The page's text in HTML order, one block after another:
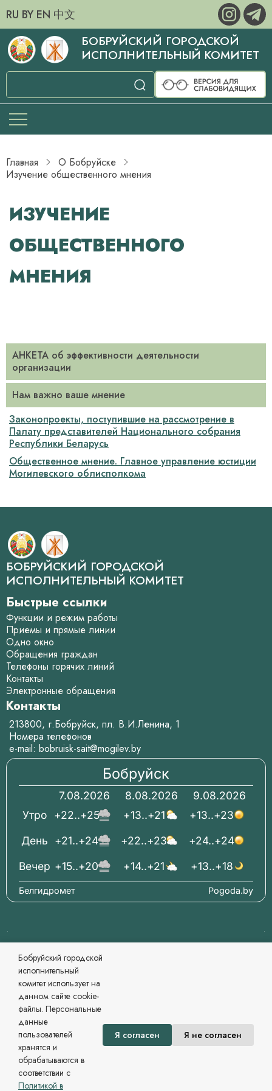
RU BY EN 中文
БОБРУЙСКИЙ ГОРОДСКОЙ
ИСПОЛНИТЕЛЬНЫЙ КОМИТЕТ
Главная
О Бобруйске
Изучение общественного мнения
ИЗУЧЕНИЕ
ОБЩЕСТВЕННОГО
МНЕНИЯ
АНКЕТА об эффективности деятельности
организации ­
Нам важно ваше мнение
Законопроекты, поступившие на рассмотрение в
Палату представителей Национального собрания
Республики Беларусь­
Общественное мнение. Главное управление юстиции
Могилевского облисполкома
БОБРУЙСКИЙ ГОРОДСКОЙ
ИСПОЛНИТЕЛЬНЫЙ КОМИТЕТ
Быстрые ссылки
Функции и режим работы
Приемы и прямые линии
Одно окно
Обращения граждан
Телефоны горячих линий
Контакты
Электронные обращения
Контакты
213800, г.Бобруйск, пл. В.И.Ленина, 1
Номера телефонов
e-mail: bobruisk-sait@mogilev.by
Бобруйск
7.08.2026
+22..+25
+21..+24
+15..+20
8.08.2026
+13..+21
+22..+23
+14..+21
9.08.2026
+13..+23
+24..+24
+13..+18
Вечер
День
Утро
Pogoda.by
Белгидромет
© 2006-2026 Бобруйский городской исполнительный
комитет Официальный сайт
При перепечатке материалов ссылка обязательна.
Разработка и сопровождение
Могилевский региональный информационный центр
Сайт зарегистрирован в Государственном регистре
информационных ресурсов Республики Беларусь. №
7822542479 от 09.04.2025г.
Политика в области обработки персональных данных
Бобруйский городской
исполнительный
комитет использует на
данном сайте cookie-
файлы. Персональные
данные
пользователей
хранятся и
обрабатываются в
соответствии с
Политикой в
Я согласен Я не согласен